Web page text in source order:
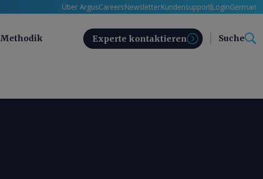
Über ArgusCareersNewsletterKundensupport LoginGerman
Methodik Experte kontaktieren Suche